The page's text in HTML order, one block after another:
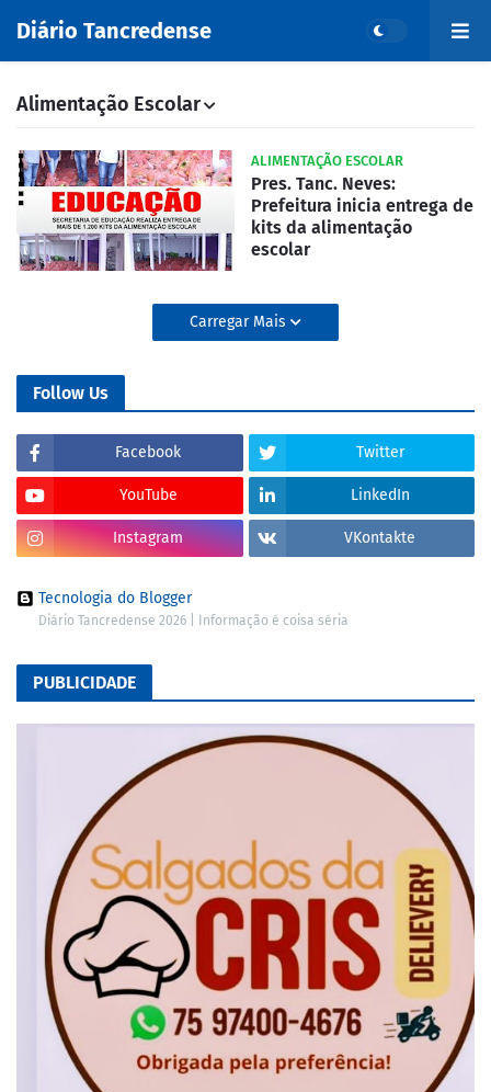
Diário Tancredense
Alimentação Escolar
ALIMENTAÇÃO ESCOLAR
Pres. Tanc. Neves:
Prefeitura inicia entrega de
kits da alimentação
escolar
Carregar Mais
Follow Us
Facebook Twitter
YouTube LinkedIn
Instagram VKontakte
Tecnologia do Blogger
Diário Tancredense 2026 | Informação é coisa séria
PUBLICIDADE